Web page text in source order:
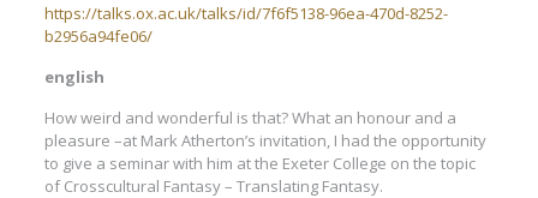
https://talks.ox.ac.uk/talks/id/7f6f5138-96ea-470d-8252-
b2956a94fe06/
english
How weird and wonderful is that? What an honour and a
pleasure –at Mark Atherton’s invitation, I had the opportunity
to give a seminar with him at the Exeter College on the topic
of Crosscultural Fantasy – Translating Fantasy.